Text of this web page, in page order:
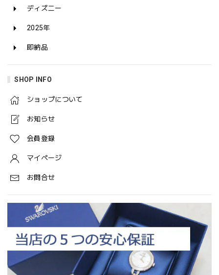
ディズニー
2025年
即納品
SHOP INFO
ショップについて
お知らせ
会員登録
マイページ
お問合せ